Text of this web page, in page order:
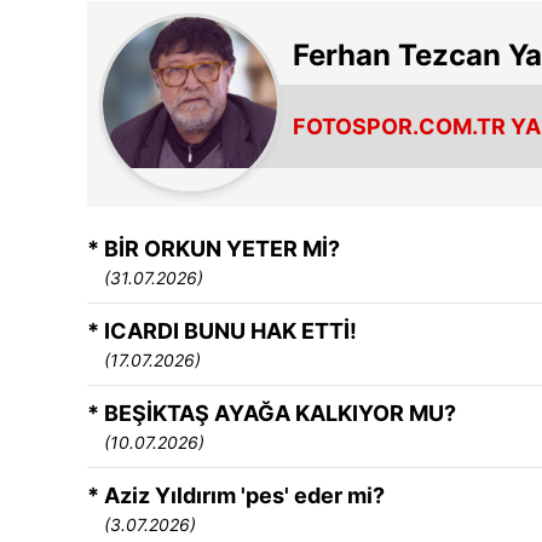
Ferhan Tezcan
FOTOSPOR.COM.TR
* BİR ORKUN YETER Mİ?
(31.07.2026)
* ICARDI BUNU HAK ETTİ!
(17.07.2026)
* BEŞİKTAŞ AYAĞA KALKIYOR MU?
(10.07.2026)
* Aziz Yıldırım 'pes' eder mi?
(3.07.2026)